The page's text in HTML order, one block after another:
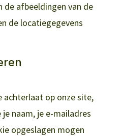
de afbeeldingen van de
de locatiegegevens
achterlaat op onze site,
naam, je e-mailadres
opgeslagen mogen